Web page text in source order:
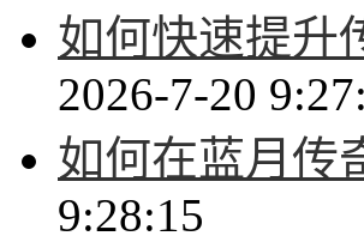
如何快速提升
2026-7-20
如何在蓝月传
9:28:15